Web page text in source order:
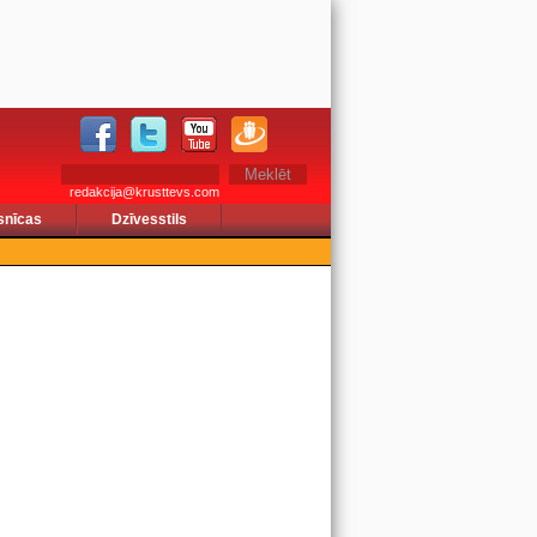
redakcija@krusttevs.com
Dzīvesstils